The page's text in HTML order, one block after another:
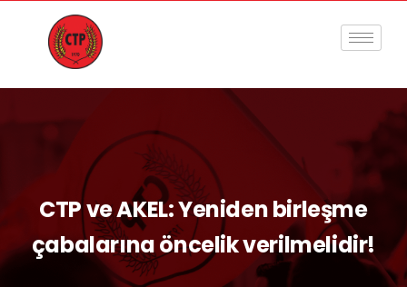
CTP ve AKEL: Yeniden birleşme
çabalarına öncelik verilmelidir!